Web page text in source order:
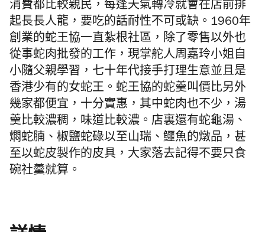
消費都比較親民，每逢天氣轉冷就會在店前排
起長長人龍，要吃的話耐性不可或缺。1960年
創業的蛇王協一直紮根社區，除了零售以外也
從事蛇肉批發的工作，現掌舵人周嘉玲小姐自
小隨父親學習，七十年代接手打理生意並且是
香港少有的女蛇王。蛇王協的蛇羹叫價比另外
幾家都便宜，十分實惠，其中蛇肉也不少，湯
羹比較濃稠，味道比較濃。店裏還有蛇龜湯、
燜蛇腩、椒鹽蛇碌以至山瑞、鱷魚的燉品，甚
至以蛇皮製作的皮具，大家落去記得不要只食
碗社羹就算。